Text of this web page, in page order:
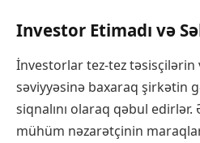
Investor Etimadı və
İnvestorlar tez-tez təsisçilərin
səviyyəsinə baxaraq şirkətin
siqnalını olaraq qəbul
mühüm nəzarətçinin